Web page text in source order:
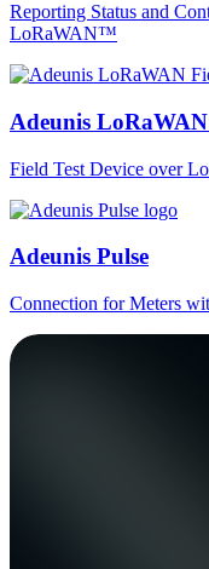
Reporting Status and
LoRaWAN™
Adeunis
Field Test Device over
Adeunis Pulse
Connection for Meters